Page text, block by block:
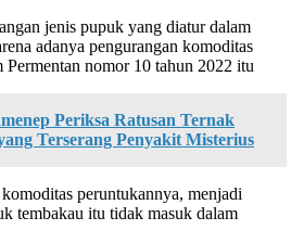
jenis pupuk yang diatur dalam
adanya pengurangan komoditas
Permentan nomor 10 tahun 2022 itu
Periksa Ratusan Ternak
Terserang Penyakit Misterius
peruntukannya, menjadi
tembakau itu tidak masuk dalam